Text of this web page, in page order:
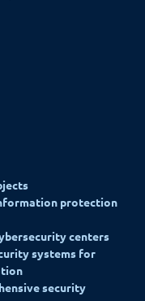
protection
centers
systems for
security